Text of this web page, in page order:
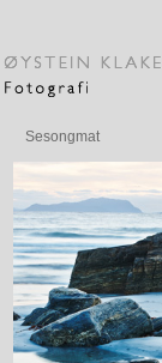
Sesongmat